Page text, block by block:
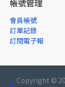
帳號管理
會員帳號
訂單記錄
訂閱電子報
Copyright ©